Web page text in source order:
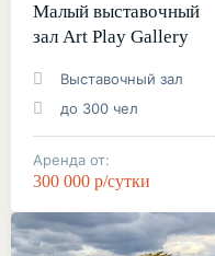
Малый выставочный
зал Art Play Gallery
Выставочный зал
до 300 чел
Аренда от:
300 000 р/сутки